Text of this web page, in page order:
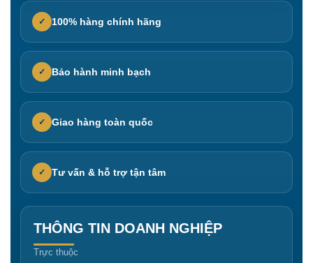
✓ 100% hàng chính hãng
✓ Bảo hành minh bạch
✓ Giao hàng toàn quốc
✓ Tư vấn & hỗ trợ tận tâm
THÔNG TIN DOANH NGHIỆP
Trực thuộc